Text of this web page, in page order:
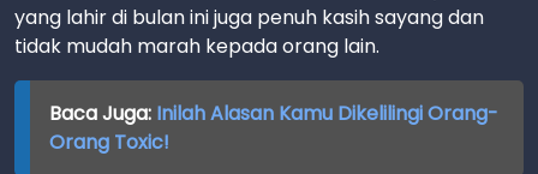
yang lahir di bulan ini juga penuh kasih sayang dan
tidak mudah marah kepada orang lain.
Baca Juga: Inilah Alasan Kamu Dikelilingi Orang-
Orang Toxic!